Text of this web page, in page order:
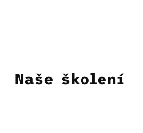
Naše školení